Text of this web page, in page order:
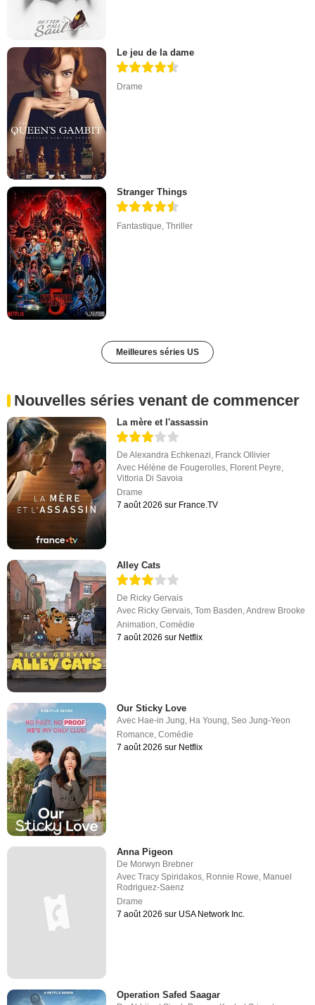
Le jeu de la dame
Drame
Stranger Things
Fantastique,Thriller
Meilleures séries US
Nouvelles séries venant de commencer
La mère et l'assassin
DeAlexandra Echkenazi Franck Ollivier
Avec Hélène de Fougerolles Florent Peyre
Vittoria Di Savoia
Drame
7 août 2026 sur France.TV
Alley Cats
De Ricky Gervais
Avec Ricky Gervais,Tom Basden,Andrew Brooke
Animation,Comédie
7 août 2026 sur Netflix
Our Sticky Love
Avec Hae-in Jung, Ha Young,Seo Jung-Yeon
Romance,Comédie
7 août 2026 sur Netflix
Anna Pigeon
De Morwyn Brebner
AvecTracy Spiridakos Ronnie Rowe Manuel
Rodriguez-Saenz
Drame
7 août 2026 sur USA Network Inc.
Operation Safed Saagar